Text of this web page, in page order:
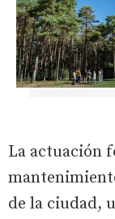
La actuación
de la ciudad,